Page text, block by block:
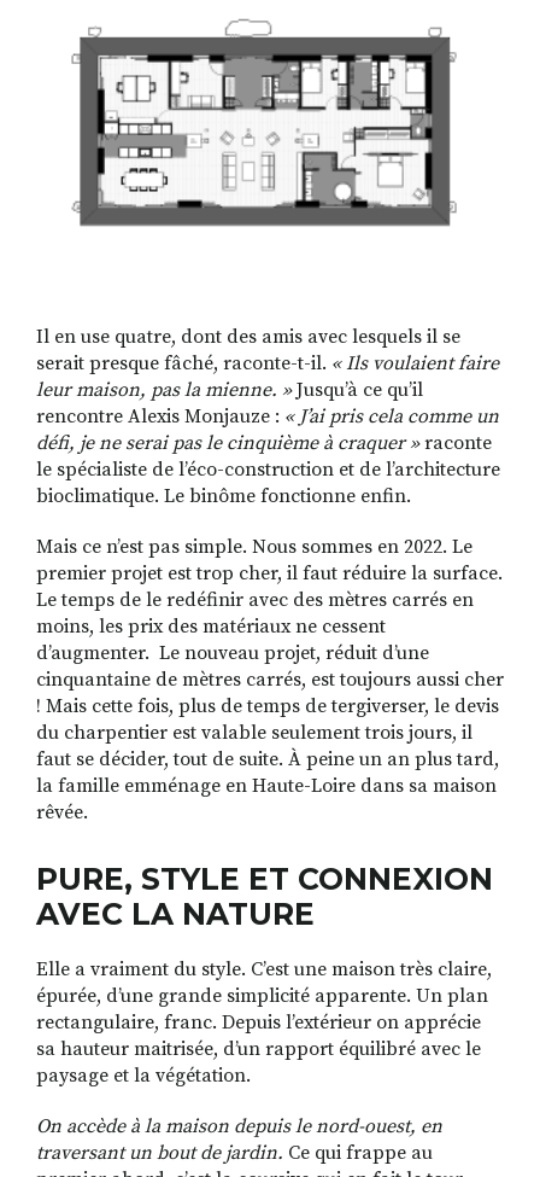
Il en use quatre, dont des amis avec lesquels il se
serait presque fâché, raconte-t-il. « Ils voulaient faire
leur maison, pas la mienne. »Jusqu’à ce qu’il
rencontre Alexis Monjauze : « J’ai pris cela comme un
défi, je ne serai pas le cinquième à craquer »raconte
le spécialiste de l’éco-construction et de l’architecture
bioclimatique. Le binôme fonctionne enfin.
Mais ce n’est pas simple. Nous sommes en 2022. Le
premier projet est trop cher, il faut réduire la surface.
Le temps de le redéfinir avec des mètres carrés en
moins, les prix des matériaux ne cessent
d’augmenter. Le nouveau projet, réduit d’une
cinquantaine de mètres carrés, est toujours aussi cher
! Mais cette fois, plus de temps de tergiverser, le devis
du charpentier est valable seulement trois jours, il
faut se décider, tout de suite. À peine un an plus tard,
la famille emménage en Haute-Loire dans sa maison
rêvée.
PURE, STYLE ET CONNEXION
AVEC LA NATURE
Elle a vraiment du style. C’est une maison très claire,
épurée, d’une grande simplicité apparente. Un plan
rectangulaire, franc. Depuis l’extérieur on apprécie
sa hauteur maitrisée, d’un rapport équilibré avec le
paysage et la végétation.
On accède à la maison depuis le nord-ouest, en
traversant un bout de jardin. Ce qui frappe au